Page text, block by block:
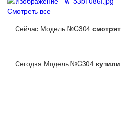
Смотреть все
Сейчас Модель №C304 смотрят
Сегодня Модель №C304 купили